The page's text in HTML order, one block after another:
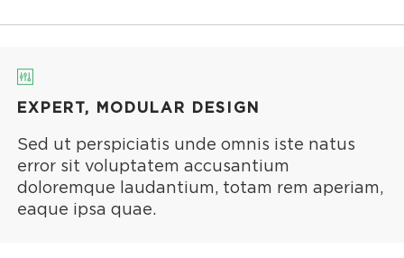
EXPERT, MODULAR DESIGN
Sed ut perspiciatis unde omnis iste natus
error sit voluptatem accusantium
doloremque laudantium, totam rem aperiam,
eaque ipsa quae.